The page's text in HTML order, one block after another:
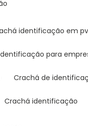
identificação em
para
crachá de
crachá identificação